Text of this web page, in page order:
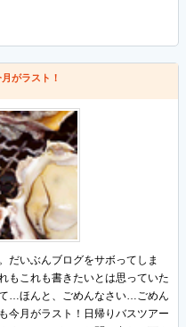
がラスト！
だいぶんブログをサボってしま
もこれも書きたいとは思っていた
…ほんと、ごめんなさい…ごめん
今月がラスト！日帰りバスツアー